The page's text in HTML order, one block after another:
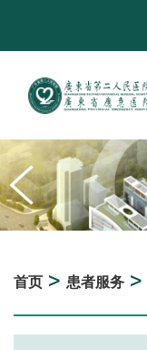
首页 > 患者服务 >